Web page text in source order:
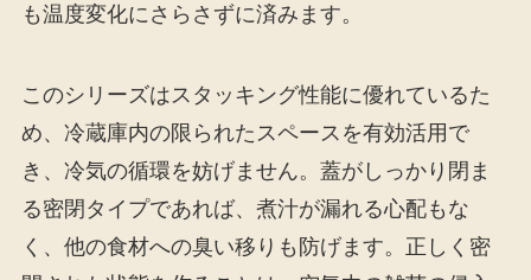
も温度変化にさらさずに済みます。
このシリーズはスタッキング性能に優れているた
め、冷蔵庫内の限られたスペースを有効活用で
き、冷気の循環を妨げません。蓋がしっかり閉ま
る密閉タイプであれば、煮汁が漏れる心配もな
く、他の食材への臭い移りも防げます。正しく密